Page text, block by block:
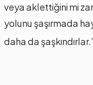
veya aklettiğini mi
yolunu şaşırmada
daha da